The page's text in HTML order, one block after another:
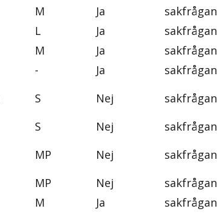
M Ja sakfrågan
L Ja sakfrågan
M Ja sakfrågan
- Ja sakfrågan
S Nej sakfrågan
S Nej sakfrågan
MP Nej sakfrågan
MP Nej sakfrågan
M Ja sakfrågan